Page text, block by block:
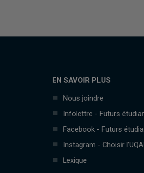
EN SAVOIR PLUS
Nous joindre
Infolettre - Futurs
Facebook - Futurs
Instagram - Choisir
Lexique